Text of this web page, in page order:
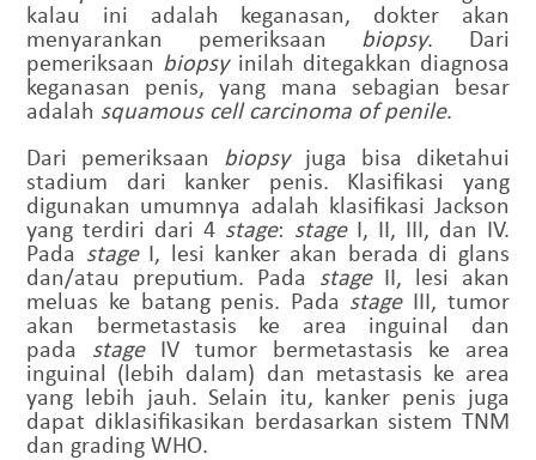
kalau ini adalah keganasan, dokter akan
menyarankan pemeriksaan biopsy. Dari
pemeriksaan biopsyinilah ditegakkan diagnosa
keganasan penis, yang mana sebagian besar
adalah squamous cell carcinoma of penile.
Dari pemeriksaan biopsyjuga bisa diketahui
stadium dari kanker penis. Klasifikasi yang
digunakan umumnya adalah klasifikasi Jackson
yang terdiri dari 4 stage: stageI, II, III, dan IV.
Pada stageI, lesi kanker akan berada di glans
dan/atau preputium. Pada stageII, lesi akan
meluas ke batang penis. Pada stageIII, tumor
akan bermetastasis ke area inguinal dan
pada stageIV tumor bermetastasis ke area
inguinal (lebih dalam) dan metastasis ke area
yang lebih jauh. Selain itu, kanker penis juga
dapat diklasifikasikan berdasarkan sistem TNM
dan grading WHO.